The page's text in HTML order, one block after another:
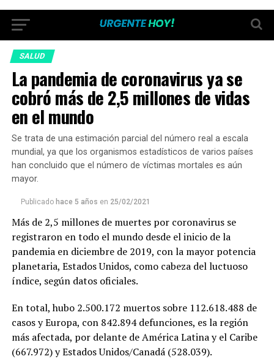
SALUD
La pandemia de coronavirus ya se
cobró más de 2,5 millones de vidas
en el mundo
Se trata de una estimación parcial del número real a escala
mundial, ya que los organismos estadísticos de varios países
han concluido que el número de víctimas mortales es aún
mayor.
Publicado hace 5 años en 25/02/2021
Más de 2,5 millones de muertes por coronavirus se
registraron en todo el mundo desde el inicio de la
pandemia en diciembre de 2019, con la mayor potencia
planetaria, Estados Unidos, como cabeza del luctuoso
índice, según datos oficiales.
En total, hubo 2.500.172 muertos sobre 112.618.488 de
casos y Europa, con 842.894 defunciones, es la región
más afectada, por delante de América Latina y el Caribe
(667.972) y Estados Unidos/Canadá (528.039).